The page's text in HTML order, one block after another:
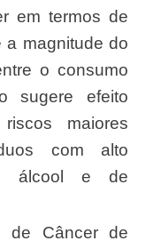
em termos de
a magnitude do
o consumo
sugere efeito
maiores
com alto
álcool e de